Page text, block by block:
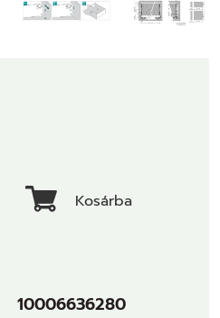
Kosárba
10006636280